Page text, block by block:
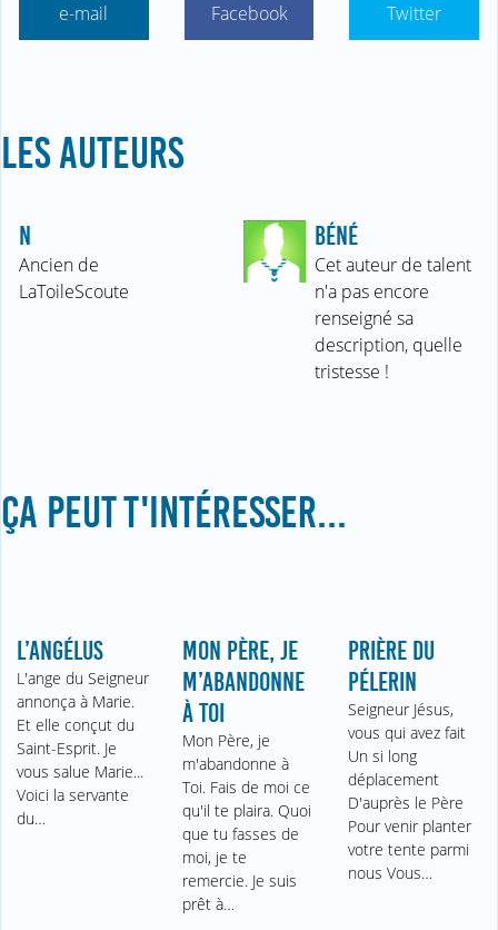
e-mail
Facebook
Twitter
LES AUTEURS
N
Ancien de
LaToileScoute
BÉNÉ
Cet auteur de talent
n'a pas encore
renseigné sa
description, quelle
tristesse !
ÇA PEUT T'INTÉRESSER...
L’ANGÉLUS
L'ange du Seigneur
annonça à Marie.
Et elle conçut du
Saint-Esprit. Je
vous salue Marie...
Voici la servante
du…
MON PÈRE, JE
M’ABANDONNE
À TOI
Mon Père, je
m'abandonne à
Toi. Fais de moi ce
qu'il te plaira. Quoi
que tu fasses de
moi, je te
remercie. Je suis
prêt à…
PRIÈRE DU
PÉLERIN
Seigneur Jésus,
vous qui avez fait
Un si long
déplacement
D'auprès le Père
Pour venir planter
votre tente parmi
nous Vous…